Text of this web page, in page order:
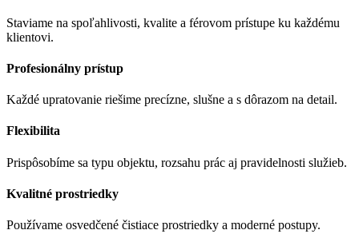
Staviame na spoľahlivosti, kvalite a férovom prístupe ku každému
klientovi.
Profesionálny prístup
Každé upratovanie riešime precízne, slušne a s dôrazom na detail.
Flexibilita
Prispôsobíme sa typu objektu, rozsahu prác aj pravidelnosti služieb.
Kvalitné prostriedky
Používame osvedčené čistiace prostriedky a moderné postupy.